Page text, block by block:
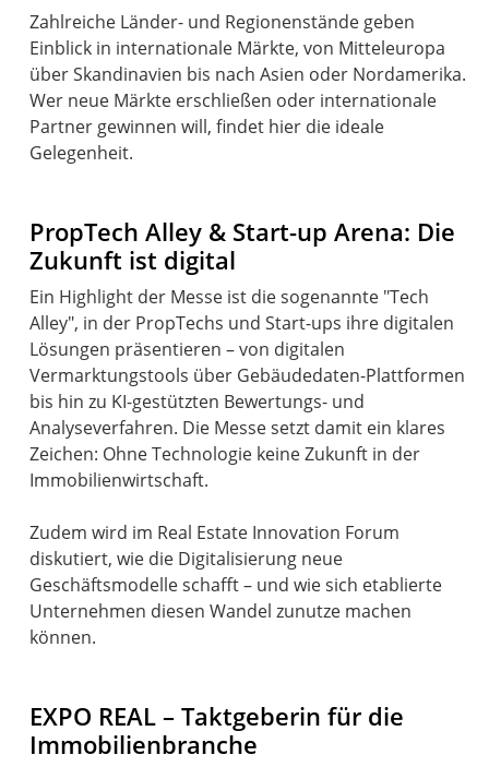
Zahlreiche Länder- und Regionenstände geben
Einblick in internationale Märkte, von Mitteleuropa
über Skandinavien bis nach Asien oder Nordamerika.
Wer neue Märkte erschließen oder internationale
Partner gewinnen will, findet hier die ideale
Gelegenheit.
PropTech Alley & Start-up Arena: Die
Zukunft ist digital
Ein Highlight der Messe ist die sogenannte "Tech
Alley", in der PropTechs und Start-ups ihre digitalen
Lösungen präsentieren – von digitalen
Vermarktungstools über Gebäudedaten-Plattformen
bis hin zu KI-gestützten Bewertungs- und
Analyseverfahren. Die Messe setzt damit ein klares
Zeichen: Ohne Technologie keine Zukunft in der
Immobilienwirtschaft.
Zudem wird im Real Estate Innovation Forum
diskutiert, wie die Digitalisierung neue
Geschäftsmodelle schafft – und wie sich etablierte
Unternehmen diesen Wandel zunutze machen
können.
EXPO REAL – Taktgeberin für die
Immobilienbranche